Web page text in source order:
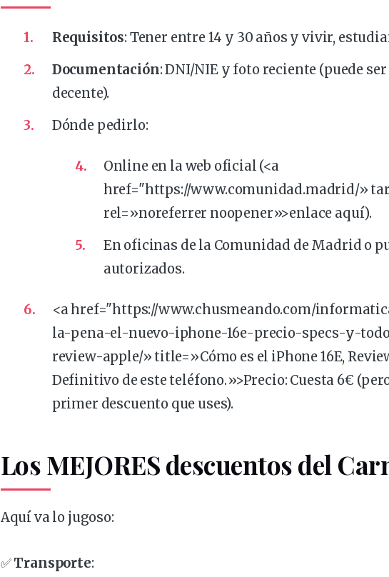
Requisitos: Tener entre 14 y 30 años y vivir,
Documentación: DNI/NIE y foto reciente (puede
decente).
Dónde pedirlo:
Online en la web oficial (<a
href="https://www.comunidad.madrid/»
rel=»noreferrer noopener»>enlace aquí).
En oficinas de la Comunidad de Madrid o
autorizados.
<a href="https://www.chusmeando.com/
la-pena-el-nuevo-iphone-16e-precio-specs-y-
review-apple/» title=»Cómo es el iPhone 16E,
Definitivo de este teléfono.»>Precio: Cuesta 6€
primer descuento que uses).
Los MEJORES descuentos del
Aquí va lo jugoso:
✅Transporte: